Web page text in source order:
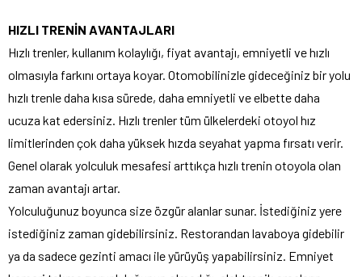
HIZLI TRENİN AVANTAJLARI
Hızlı trenler, kullanım kolaylığı, fiyat avantajı, emniyetli ve hızlı
olmasıyla farkını ortaya koyar. Otomobilinizle gideceğiniz bir yolu
hızlı trenle daha kısa sürede, daha emniyetli ve elbette daha
ucuza kat edersiniz. Hızlı trenler tüm ülkelerdeki otoyol hız
limitlerinden çok daha yüksek hızda seyahat yapma fırsatı verir.
Genel olarak yolculuk mesafesi arttıkça hızlı trenin otoyola olan
zaman avantajı artar.
Yolculuğunuz boyunca size özgür alanlar sunar. İstediğiniz yere
istediğiniz zaman gidebilirsiniz. Restorandan lavaboya gidebilir
ya da sadece gezinti amacı ile yürüyüş yapabilirsiniz. Emniyet